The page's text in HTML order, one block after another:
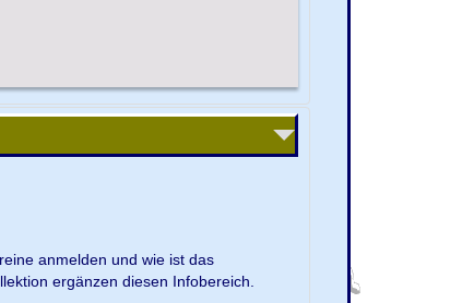
anmelden und wie ist das
ergänzen diesen Infobereich.